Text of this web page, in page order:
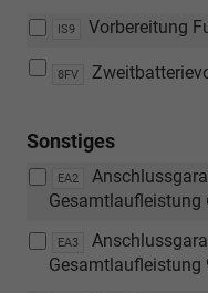
IS9 Vorbereitung
8FV
Sonstiges
EA2
Gesamtlaufleistung
EA3
Gesamtlaufleistung